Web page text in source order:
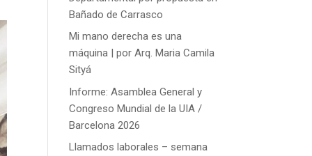
Bañado de Carrasco
Mi mano derecha es una
máquina | por Arq. Maria Camila
Sityá
Informe: Asamblea General y
Congreso Mundial de la UIA /
Barcelona 2026
Llamados laborales – semana